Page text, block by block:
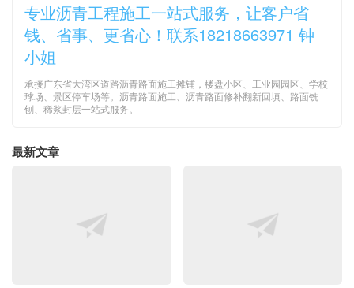
专业沥青工程施工一站式服务，让客户省
钱、省事、更省心！联系18218663971 钟
小姐
承接广东省大湾区道路沥青路面施工摊铺，楼盘小区、工业园园区、学校
球场、景区停车场等。沥青路面施工、沥青路面修补翻新回填、路面铣
刨、稀浆封层一站式服务。
最新文章